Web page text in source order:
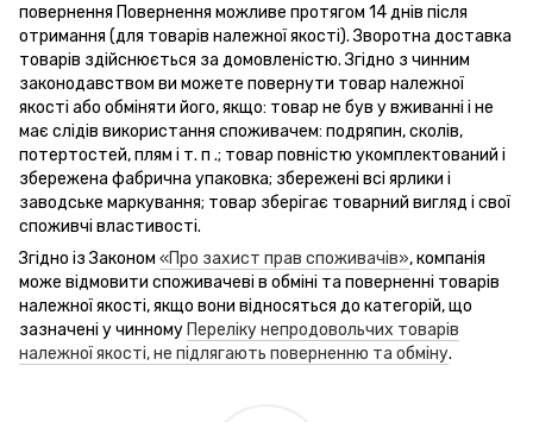
повернення Повернення можливе протягом 14 днів після
отримання (для товарів належної якості). Зворотна доставка
товарів здійснюється за домовленістю. Згідно з чинним
законодавством ви можете повернути товар належної
якості або обміняти його, якщо: товар не був у вживанні і не
має слідів використання споживачем: подряпин, сколів,
потертостей, плям і т. п .; товар повністю укомплектований і
збережена фабрична упаковка; збережені всі ярлики і
заводське маркування; товар зберігає товарний вигляд і свої
споживчі властивості.
Згідно із Законом «Про захист прав споживачів», компанія
може відмовити споживачеві в обміні та поверненні товарів
належної якості, якщо вони відносяться до категорій, що
зазначені у чинному Переліку непродовольчих товарів
належної якості, не підлягають поверненню та обміну.